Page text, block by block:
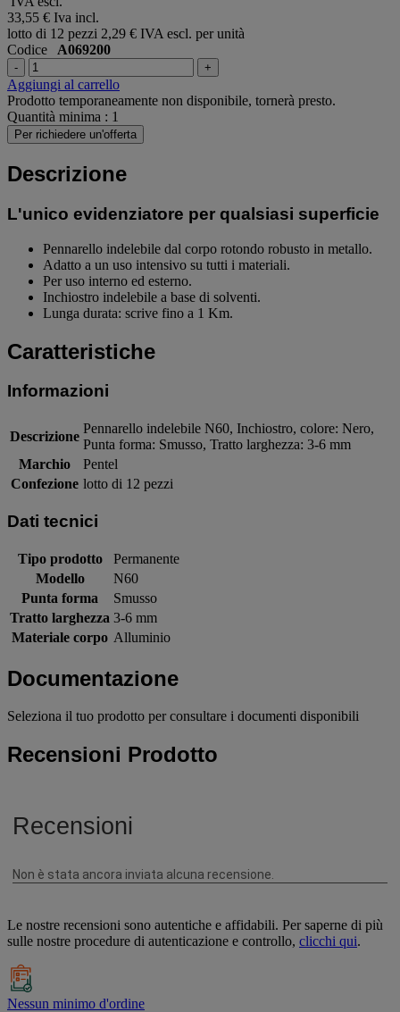
33,55 € Iva incl.
lotto di 12 pezzi 2,29 € IVA escl. per unità
Codice A069200
- +
Aggiungi al carrello
Prodotto temporaneamente non disponibile, tornerà presto.
Quantità minima : 1
Per richiedere un'offerta
Descrizione
L'unico evidenziatore per qualsiasi superficie
Pennarello indelebile dal corpo rotondo robusto in metallo.
Adatto a un uso intensivo su tutti i materiali.
Per uso interno ed esterno.
Inchiostro indelebile a base di solventi.
Lunga durata: scrive fino a 1 Km.
Caratteristiche
Informazioni
Descrizione
Pennarello indelebile N60, Inchiostro, colore: Nero,
Punta forma: Smusso, Tratto larghezza: 3-6 mm
Marchio
Pentel
Confezione lotto di 12 pezzi
Dati tecnici
Tipo prodotto
Permanente
Modello
N60
Punta forma
Smusso
Tratto larghezza 3-6 mm
Materiale corpo Alluminio
Documentazione
Seleziona il tuo prodotto per consultare i documenti disponibili
Recensioni Prodotto
Le nostre recensioni sono autentiche e affidabili. Per saperne di più
sulle nostre procedure di autenticazione e controllo, clicchi qui.
Nessun minimo d'ordine